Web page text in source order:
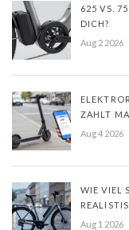
625 VS.
DICH?
Aug 2 2026
ZAHLT
Aug 4 2026
WIE VIEL
Aug 1 2026